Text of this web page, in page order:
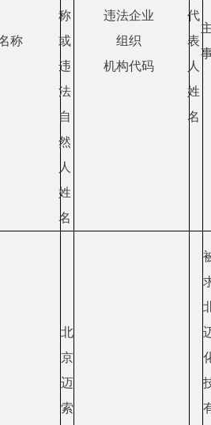
称
称
或
违
法
自
然
人
姓
名
违法企业
组织
机构代码
代
表
人
姓
名
北
京
迈
索